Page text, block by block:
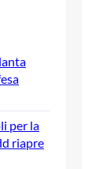
per la
riapre